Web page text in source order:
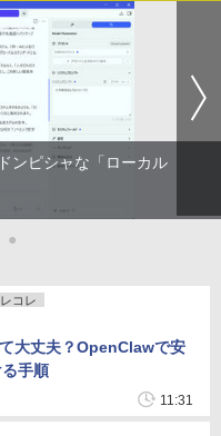
ラベルレス 500ml ×24本
ナジウム含有 水 ミネラル
ボトル 静岡県産 500ミリリ
定】 い・ろ・は・す 2L P
本
ラベルレス 2L×9本
17巻 (デジタル版ビッグガ
)
ぶ」(22) (角川コミックス・
クロ版 115 (ジャンプコミッ
ンピシャな「ローカル
●
コレ
大丈夫？OpenClawで安
手順
11:31